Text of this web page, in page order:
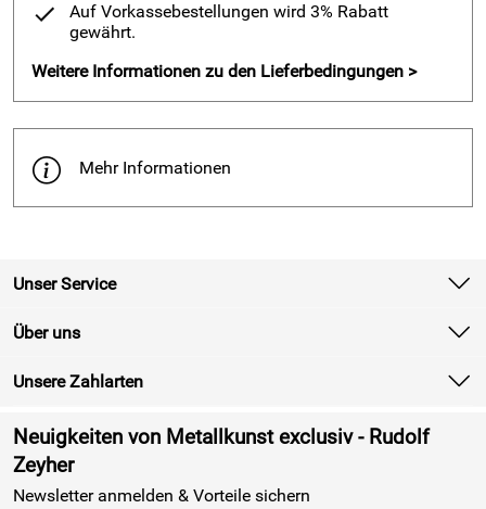
gemacht, wo sich herausstellte, daß die Kronleuchter
annähernd komplett waren und in einem verhältnismäßig
guten Zustand waren. Sie waren nur wenig verbeult, bzw.
So wurden diese Leuchter geborgen und Fachgerecht
restauriert.
Seit einigen Jahen erstrahlen diese Leuchter nun wieder in
Auf Vorkassebestellungen wird 3% Rabatt
gewährt.
Weitere Informationen zu den Lieferbedingungen >
Mehr Informationen
Unser Service
Kontakt
Newsletter
Retourenabwicklung
Lieferbedingungen
Kundenlogin
Über uns
Unsere Zahlarten
Neuigkeiten von Metallkunst exclusiv - Rudolf
Zeyher
Newsletter anmelden & Vorteile sichern